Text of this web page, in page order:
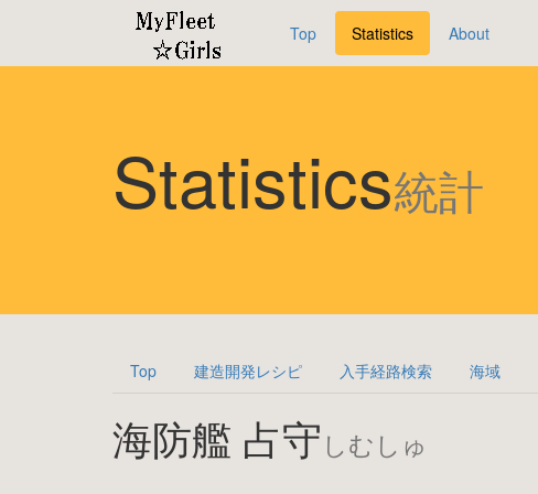
Top Statistics About
Statistics統計
Top 建造開発レシピ 入手経路検索 海域
海防艦 占守 しむしゅ